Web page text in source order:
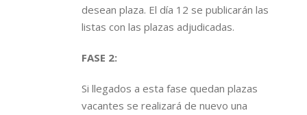
desean plaza. El día 12 se publicarán las
listas con las plazas adjudicadas.
FASE 2:
Si llegados a esta fase quedan plazas
vacantes se realizará de nuevo una